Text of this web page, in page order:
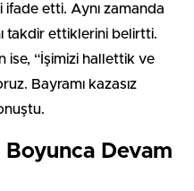
etti. Aynı zamanda
takdir ettiklerini belirtti.
ise, “İşimizi hallettik ve
Bayramı kazasız
Devam